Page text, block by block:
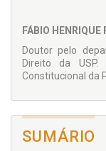
Biblioteca de
O Brasil, como
atravessa um
desenfreado
neocapitalismo,
editorial, numa
FÁBIO HENRIQUE
Doutor pelo
Direi­to da
Constitucional da
SUMÁRIO